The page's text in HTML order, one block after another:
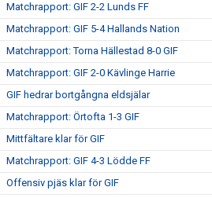
Matchrapport: GIF 2-2 Lunds FF
Matchrapport: GIF 5-4 Hallands Nation
Matchrapport: Torna Hällestad 8-0 GIF
Matchrapport: GIF 2-0 Kävlinge Harrie
GIF hedrar bortgångna eldsjälar
Matchrapport: Örtofta 1-3 GIF
Mittfältare klar för GIF
Matchrapport: GIF 4-3 Lödde FF
Offensiv pjäs klar för GIF